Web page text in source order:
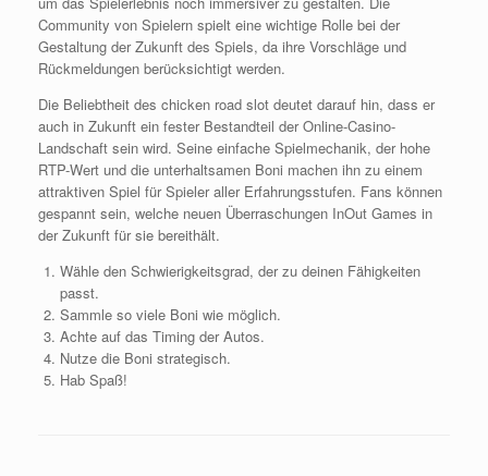
Community von Spielern spielt eine wichtige Rolle bei der
Gestaltung der Zukunft des Spiels, da ihre Vorschläge und
Rückmeldungen berücksichtigt werden.
Die Beliebtheit des chicken road slot deutet darauf hin, dass er
auch in Zukunft ein fester Bestandteil der Online-Casino-
Landschaft sein wird. Seine einfache Spielmechanik, der hohe
RTP-Wert und die unterhaltsamen Boni machen ihn zu einem
attraktiven Spiel für Spieler aller Erfahrungsstufen. Fans können
gespannt sein, welche neuen Überraschungen InOut Games in
der Zukunft für sie bereithält.
Wähle den Schwierigkeitsgrad, der zu deinen Fähigkeiten
passt.
Sammle so viele Boni wie möglich.
Achte auf das Timing der Autos.
Nutze die Boni strategisch.
Hab Spaß!